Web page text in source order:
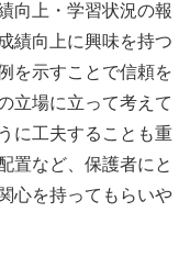
向上・学習状況の報
績向上に興味を持つ
を示すことで信頼を
立場に立って考えて
に工夫することも重
置など、保護者にと
心を持ってもらいや